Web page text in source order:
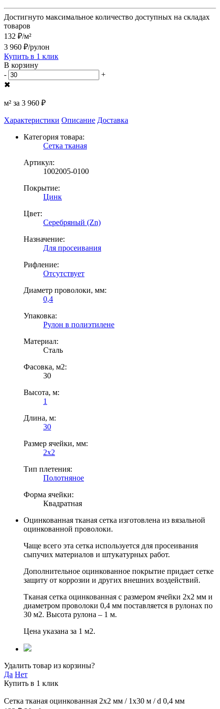
Достигнуто максимальное количество доступных на складах
товаров
132 ₽/м²
3 960 ₽/рулон
Купить в 1 клик
В корзину
-
+
✖
м² за 3 960 ₽
Характеристики Описание Доставка
Категория товара:
Сетка тканая
Артикул:
1002005-0100
Покрытие:
Цинк
Цвет:
Серебряный (Zn)
Назначение:
Для просеивания
Рифление:
Отсутствует
Диаметр проволоки, мм:
0,4
Упаковка:
Рулон в полиэтилене
Материал:
Сталь
Фасовка, м2:
30
Высота, м:
1
Длина, м:
30
Размер ячейки, мм:
2х2
Тип плетения:
Полотняное
Форма ячейки:
Квадратная
Оцинкованная тканая сетка изготовлена из вязальной
оцинкованной проволоки.
Чаще всего эта сетка используется для просеивания
сыпучих материалов и штукатурных работ.
Дополнительное оцинкованное покрытие придает сетке
защиту от коррозии и других внешних воздействий.
Тканая сетка оцинкованная с размером ячейки 2х2 мм и
диаметром проволоки 0,4 мм поставляется в рулонах по
30 м2. Высота рулона – 1 м.
Цена указана за 1 м2.
Удалить товар из корзины?
Да Нет
Купить в 1 клик
Сетка тканая оцинкованная 2х2 мм / 1х30 м / d 0,4 мм